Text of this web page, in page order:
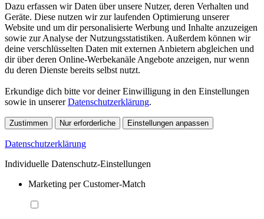
Dazu erfassen wir Daten über unsere Nutzer, deren Verhalten und
Geräte. Diese nutzen wir zur laufenden Optimierung unserer
Website und um dir personalisierte Werbung und Inhalte anzuzeigen
sowie zur Analyse der Nutzungsstatistiken. Außerdem können wir
deine verschlüsselten Daten mit externen Anbietern abgleichen und
dir über deren Online-Werbekanäle Angebote anzeigen, nur wenn
du deren Dienste bereits selbst nutzt.
Erkundige dich bitte vor deiner Einwilligung in den Einstellungen
sowie in unsererDatenschutzerklärung.
Zustimmen Nur erforderliche Einstellungen anpassen
Datenschutzerklärung
Individuelle Datenschutz-Einstellungen
Marketing per Customer-Match